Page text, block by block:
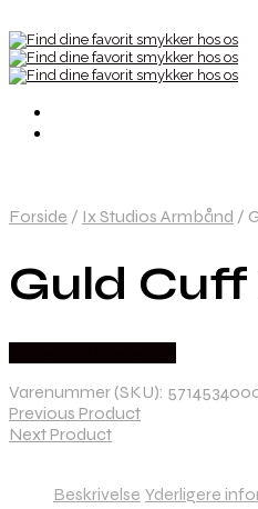
Forside / Ix Studios Armbånd /
Guld Cuff
Varenummer (SKU):
Previous Product
Next Product
Beskrivelse Yderligere